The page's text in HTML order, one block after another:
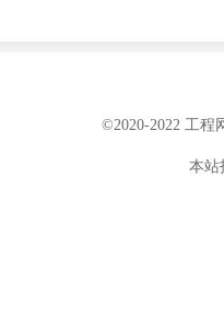
©2020-2022 工程
本站